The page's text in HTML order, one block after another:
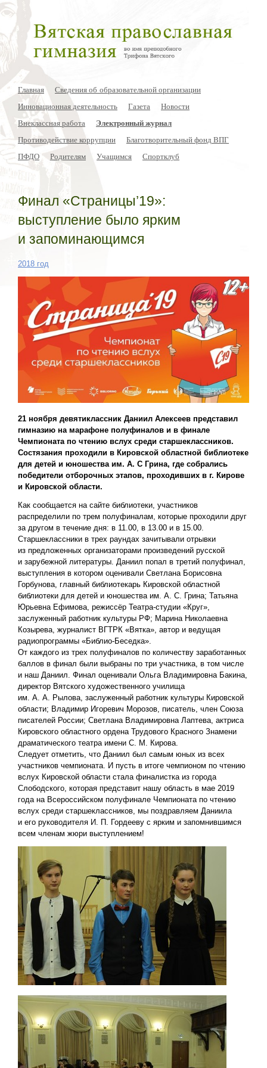
Главная
Сведения об образовательной организации
Инновационная деятельность
Газета
Новости
Внеклассная работа
Электронный журнал
Противодействие коррупции
Благотворительный фонд ВПГ
ПФДО
Родителям Учащимся Спортклуб
Финал «Страницы’19»:
выступление было ярким
и запоминающимся
2018 год
21 ноября девятиклассник Даниил Алексеев представил
гимназию на марафоне полуфиналов и в финале
Чемпионата по чтению вслух среди старшеклассников.
Состязания проходили в Кировской областной библиотеке
для детей и юношества им. А. С Грина, где собрались
победители отборочных этапов, проходивших в г. Кирове
и Кировской области.
Как сообщается на сайте библиотеки, участников
распределили по трем полуфиналам, которые проходили друг
за другом в течение дня: в 11.00, в 13.00 и в 15.00.
Старшеклассники в трех раундах зачитывали отрывки
из предложенных организаторами произведений русской
и зарубежной литературы. Даниил попал в третий полуфинал,
выступления в котором оценивали Светлана Борисовна
Горбунова, главный библиотекарь Кировской областной
библиотеки для детей и юношества им. А. С. Грина; Татьяна
Юрьевна Ефимова, режиссёр Театра-студии «Круг»,
заслуженный работник культуры РФ; Марина Николаевна
Козырева, журналист ВГТРК «Вятка», автор и ведущая
радиопрограммы «Библио-Беседка».
От каждого из трех полуфиналов по количеству заработанных
баллов в финал были выбраны по три участника, в том числе
и наш Даниил. Финал оценивали Ольга Владимировна Бакина,
директор Вятского художественного училища
им. А. А. Рылова, заслуженный работник культуры Кировской
области; Владимир Игоревич Морозов, писатель, член Союза
писателей России; Светлана Владимировна Лаптева, актриса
Кировского областного ордена Трудового Красного Знамени
драматического театра имени С. М. Кирова.
Следует отметить, что Даниил был самым юных из всех
участников чемпионата. И пусть в итоге чемпионом по чтению
вслух Кировской области стала финалистка из города
Слободского, которая представит нашу область в мае 2019
года на Всероссийском полуфинале Чемпионата по чтению
вслух среди старшеклассников, мы поздравляем Даниила
и его руководителя И. П. Гордееву с ярким и запомнившимся
всем членам жюри выступлением!